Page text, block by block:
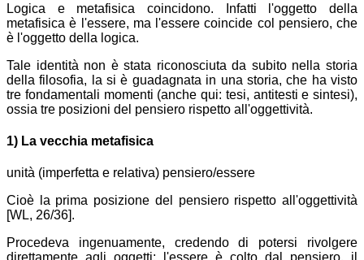
Logica e metafisica coincidono. Infatti l'oggetto della
metafisica è l'essere, ma l'essere coincide col pensiero, che
è l'oggetto della logica.
Tale identità non è stata riconosciuta da subito nella storia
della filosofia,
la si è guadagnata in una storia, che ha visto
tre fondamentali momenti (anche qui: tesi, antitesti e sintesi),
ossia tre posizioni del pensiero rispetto all'oggettività.
1) La vecchia metafisica
unità (imperfetta e relativa) pensiero/essere
Cioè la prima posizione del pensiero rispetto all'oggettività
[WL, 26/36].
Procedeva ingenuamente, credendo di potersi rivolgere